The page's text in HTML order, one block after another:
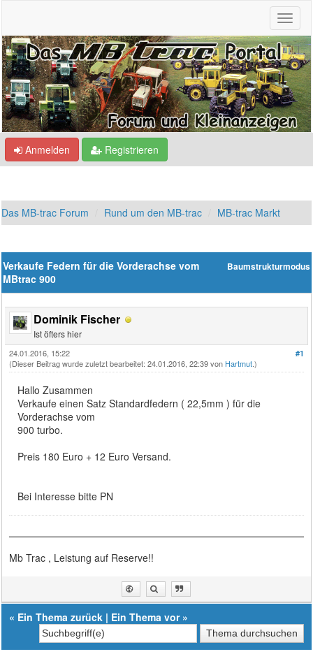
Anmelden Registrieren
Das MB-trac Forum Rund um den MB-trac MB-trac Markt
Baumstrukturmodus
Verkaufe Federn für die Vorderachse vom
MBtrac 900
Dominik Fischer
Ist öfters hier
#1
24.01.2016, 15:22
(Dieser Beitrag wurde zuletzt bearbeitet: 24.01.2016, 22:39 von Hartmut.)
Hallo Zusammen
Verkaufe einen Satz Standardfedern ( 22,5mm ) für die
Vorderachse vom
900 turbo.
Preis 180 Euro + 12 Euro Versand.
Bei Interesse bitte PN
Mb Trac , Leistung auf Reserve!!
« Ein Thema zurück | Ein Thema vor»